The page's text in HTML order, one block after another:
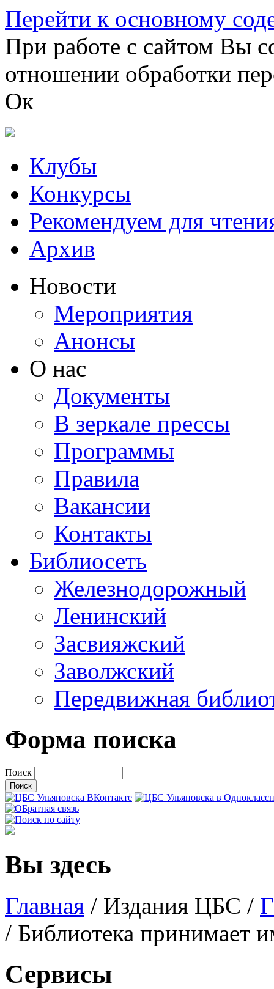
Перейти к основному
При работе с сайтом Вы
отношении обработки
Ок
Клубы
Конкурсы
Рекомендуем для
Архив
Новости
Мероприятия
Анонсы
О нас
Документы
В зеркале прессы
Программы
Правила
Вакансии
Контакты
Библиосеть
Железнодорожный
Ленинский
Засвияжский
Заволжский
Передвижная
Форма поиска
Поиск
Вы здесь
Главная / Издания ЦБС /
/ Библиотека принимает
Сервисы